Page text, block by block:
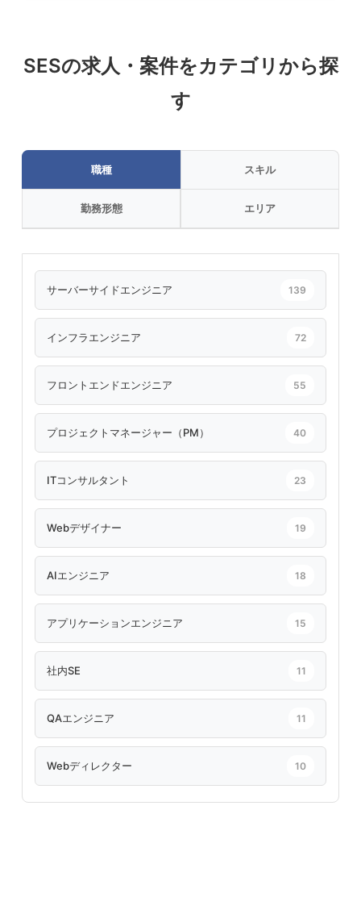
SESの求人・案件をカテゴリから探
す
職種 スキル
勤務形態 エリア
サーバーサイドエンジニア 139
インフラエンジニア 72
フロントエンドエンジニア 55
プロジェクトマネージャー（PM） 40
ITコンサルタント 23
Webデザイナー 19
AIエンジニア 18
アプリケーションエンジニア 15
社内SE 11
QAエンジニア 11
Webディレクター 10